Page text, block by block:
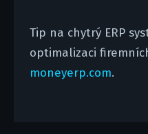
Tip na chytrý ERP
optimalizaci
moneyerp.com.